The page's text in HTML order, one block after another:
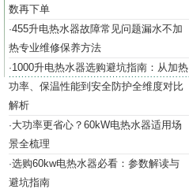
数再下单
·455升电热水器故障常见问题漏水不加
热专业维修保养方法
·1000升电热水器选购避坑指南：从加热
功率、保温性能到安全防护全维度对比
解析
·大功率更省心？60kW电热水器适用场
景全梳理
·选购60kw电热水器必看：参数解读与
避坑指南